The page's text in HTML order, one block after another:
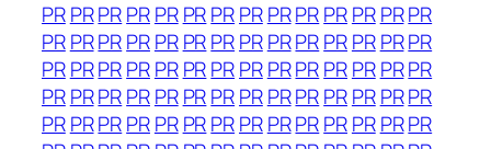
PRPRPRPRPR PRPRPRPRPRPRPR PRPR
PRPRPRPRPR PRPRPRPRPRPRPR PRPR
PRPRPRPRPR PRPRPRPRPRPRPR PRPR
PRPRPRPRPR PRPRPRPRPRPRPR PRPR
PRPRPRPRPR PRPRPRPRPRPRPR PRPR